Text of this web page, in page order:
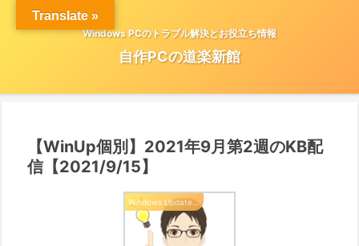
Windows PCのトラブル解決とお役立ち情報
自作PCの道楽新館
【WinUp個別】2021年9月第2週のKB配
信【2021/9/15】
Translate »